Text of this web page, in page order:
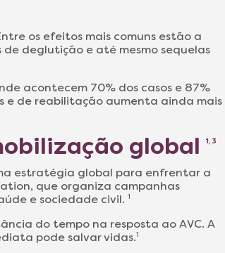
os efeitos mais comuns estão a
deglutição e até mesmo sequelas
acontecem 70% dos casos e 87%
e de reabilitação aumenta ainda mais
global 1, 3
estratégia global para enfrentar a
que organiza campanhas
e sociedade civil. 1
do tempo na resposta ao AVC. A
pode salvar vidas.1